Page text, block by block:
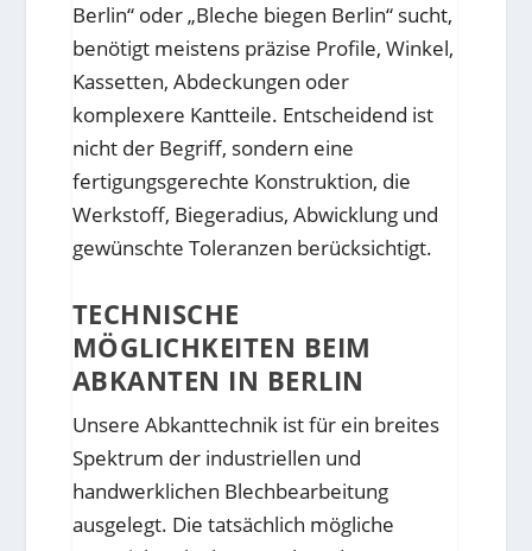
Berlin“ oder „Bleche biegen Berlin“ sucht,
benötigt meistens präzise Profile, Winkel,
Kassetten, Abdeckungen oder
komplexere Kantteile. Entscheidend ist
nicht der Begriff, sondern eine
fertigungsgerechte Konstruktion, die
Werkstoff, Biegeradius, Abwicklung und
gewünschte Toleranzen berücksichtigt.
TECHNISCHE
MÖGLICHKEITEN BEIM
ABKANTEN IN BERLIN
Unsere Abkanttechnik ist für ein breites
Spektrum der industriellen und
handwerklichen Blechbearbeitung
ausgelegt. Die tatsächlich mögliche